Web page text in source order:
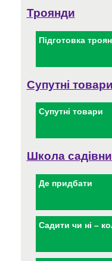
Троянди
Підготовка
Супутні товари
Супутні товари
Школа
Де придбати
Садити чи ні –